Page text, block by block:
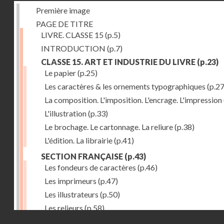
Première image
PAGE DE TITRE
LIVRE. CLASSE 15 (p.5)
INTRODUCTION (p.7)
CLASSE 15. ART ET INDUSTRIE DU LIVRE (p.23)
Le papier(p.25)
Les caractères & les ornements typographiques
La composition. L'imposition. L'encrage. L'impression
L'illustration(p.33)
Le brochage. Le cartonnage. La reliure(p.38)
L'édition. La librairie(p.41)
SECTION FRANÇAISE (p.43)
Les fondeurs de caractères (p.46)
Les imprimeurs (p.47)
Les illustrateurs (p.50)
Les relieurs (p.58)